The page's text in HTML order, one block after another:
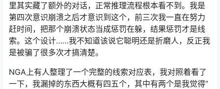
里其实藏了额外的对话，正常推理流程根本看不到。我是
第四次意识崩溃之后才意识到这个，前三次我一直在努力
赶时间，把那个崩溃状态当成惩罚在躲，结果惩罚才是线
索。这个设计……我不知道该说它聪明还是折磨人，反正我
是被骗了很多次才搞清楚。
NGA上有人整理了一个完整的线索对应表，我对照着看了
一下，我漏掉的东西大概有四五个，其中有两个是我觉得”